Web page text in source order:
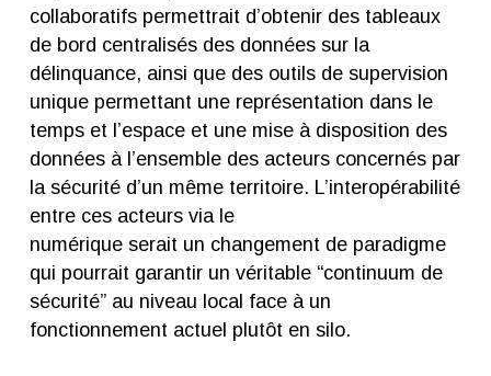
collaboratifs permettrait d’obtenir des tableaux
de bord centralisés des données sur la
délinquance, ainsi que des outils de supervision
unique permettant une représentation dans le
temps et l’espace et une mise à disposition des
données à l’ensemble des acteurs concernés par
la sécurité d’un même territoire. L’interopérabilité
entre ces acteurs via le
numérique serait un changement de paradigme
qui pourrait garantir un véritable “continuum de
sécurité” au niveau local face à un
fonctionnement actuel plutôt en silo.